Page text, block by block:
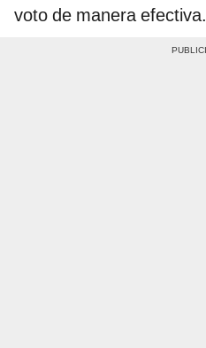
voto de manera efectiva.